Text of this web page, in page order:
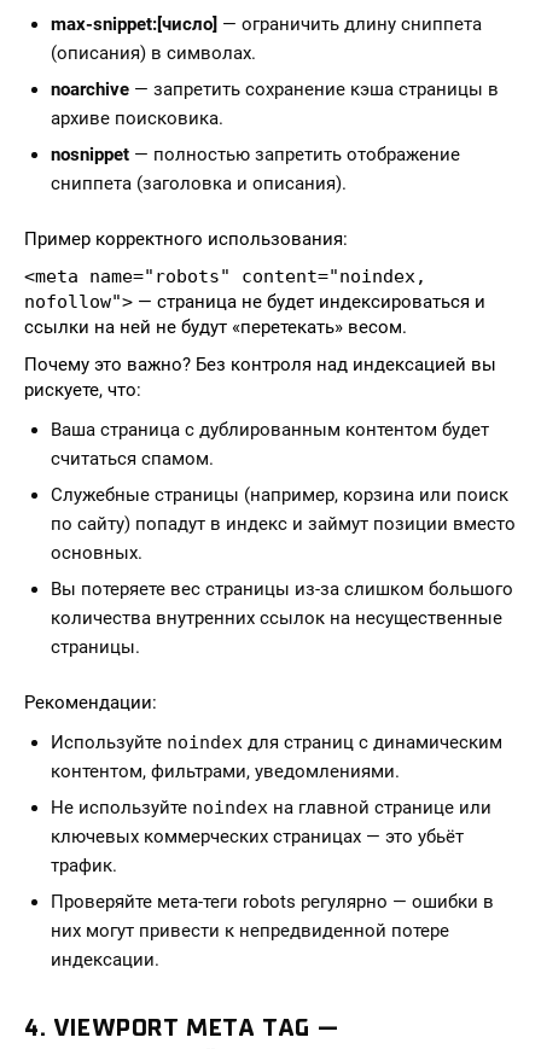
max-snippet:[число] — ограничить длину сниппета
(описания) в символах.
noarchive — запретить сохранение кэша страницы в
архиве поисковика.
nosnippet — полностью запретить отображение
сниппета (заголовка и описания).
Пример корректного использования:
<meta name="robots" content="noindex,
nofollow"> — страница не будет индексироваться и
ссылки на ней не будут «перетекать» весом.
Почему это важно? Без контроля над индексацией вы
рискуете, что:
Ваша страница с дублированным контентом будет
считаться спамом.
Служебные страницы (например, корзина или поиск
по сайту) попадут в индекс и займут позиции вместо
основных.
Вы потеряете вес страницы из-за слишком большого
количества внутренних ссылок на несущественные
страницы.
Рекомендации:
Используйте noindex для страниц с динамическим
контентом, фильтрами, уведомлениями.
Не используйте noindex на главной странице или
ключевых коммерческих страницах — это убьёт
трафик.
Проверяйте мета-теги robots регулярно — ошибки в
них могут привести к непредвиденной потере
индексации.
4. VIEWPORT META TAG —